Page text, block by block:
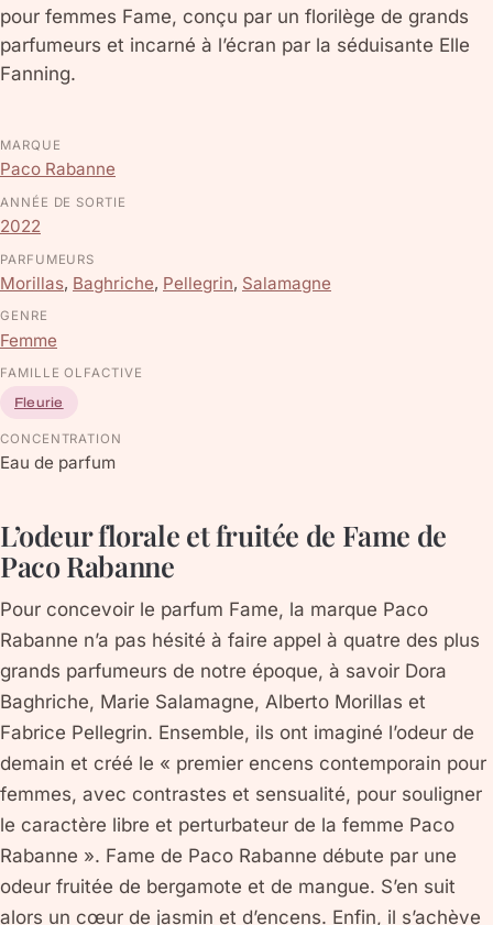
pour femmes Fame, conçu par un florilège de grands
parfumeurs et incarné à l’écran par la séduisante Elle
Fanning.
MARQUE
Paco Rabanne
ANNÉE DE SORTIE
2022
PARFUMEURS
Morillas, Baghriche, Pellegrin, Salamagne
GENRE
Femme
FAMILLE OLFACTIVE
Fleurie
CONCENTRATION
Eau de parfum
L’odeur florale et fruitée de Fame de
Paco Rabanne
Pour concevoir le parfum Fame, la marque Paco
Rabanne n’a pas hésité à faire appel à quatre des plus
grands parfumeurs de notre époque, à savoir Dora
Baghriche, Marie Salamagne, Alberto Morillas et
Fabrice Pellegrin. Ensemble, ils ont imaginé l’odeur de
demain et créé le « premier encens contemporain pour
femmes, avec contrastes et sensualité, pour souligner
le caractère libre et perturbateur de la femme Paco
Rabanne ». Fame de Paco Rabanne débute par une
odeur fruitée de bergamote et de mangue. S’en suit
alors un cœur de jasmin et d’encens. Enfin, il s’achève